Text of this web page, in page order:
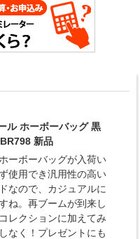
ル ホーボーバッグ 黒
新品
ーボーバッグが入荷い
使用でき汎用性の高い
なので、カジュアルに
ね。再ブームが到来し
レクションに加えてみ
なく！プレゼントにも